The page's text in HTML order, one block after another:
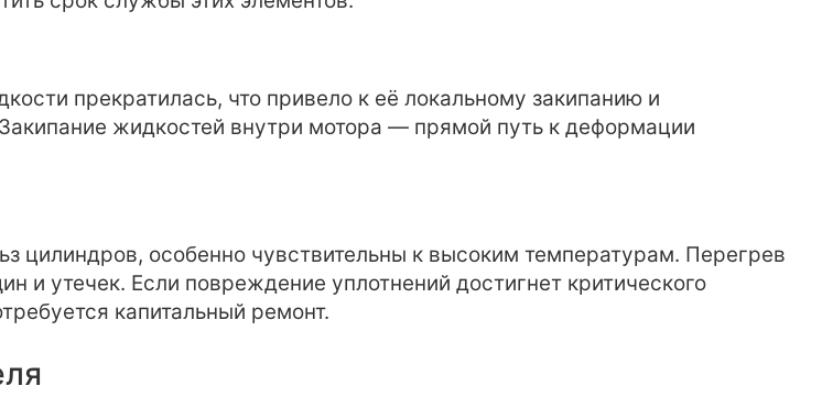
прекратилась, что привело к её локальному закипанию и
жидкостей внутри мотора — прямой путь к деформации
цилиндров, особенно чувствительны к высоким температурам. Перегрев
и утечек. Если повреждение уплотнений достигнет критического
капитальный ремонт.